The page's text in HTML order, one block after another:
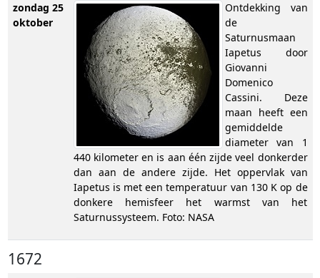
zondag 25
oktober
Ontdekking van
de
Saturnusmaan
Iapetus door
Giovanni
Domenico
Cassini. Deze
maan heeft een
gemiddelde
diameter van 1
440 kilometer en is aan één zijde veel donkerder
dan aan de andere zijde. Het oppervlak van
Iapetus is met een temperatuur van 130 K op de
donkere hemisfeer het warmst van het
Saturnussysteem. Foto: NASA
1672